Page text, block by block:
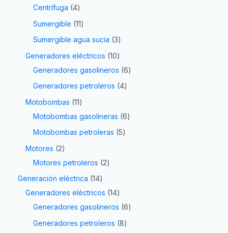
Centrífuga 4
Sumergible 11
Sumergible agua sucia 3
Generadores eléctricos 10
Generadores gasolineros 6
Generadores petroleros 4
Motobombas 11
Motobombas gasolineras 6
Motobombas petroleras 5
Motores
2
Motores petroleros
2
Generación eléctrica 14
Generadores eléctricos 14
Generadores gasolineros 6
Generadores petroleros 8